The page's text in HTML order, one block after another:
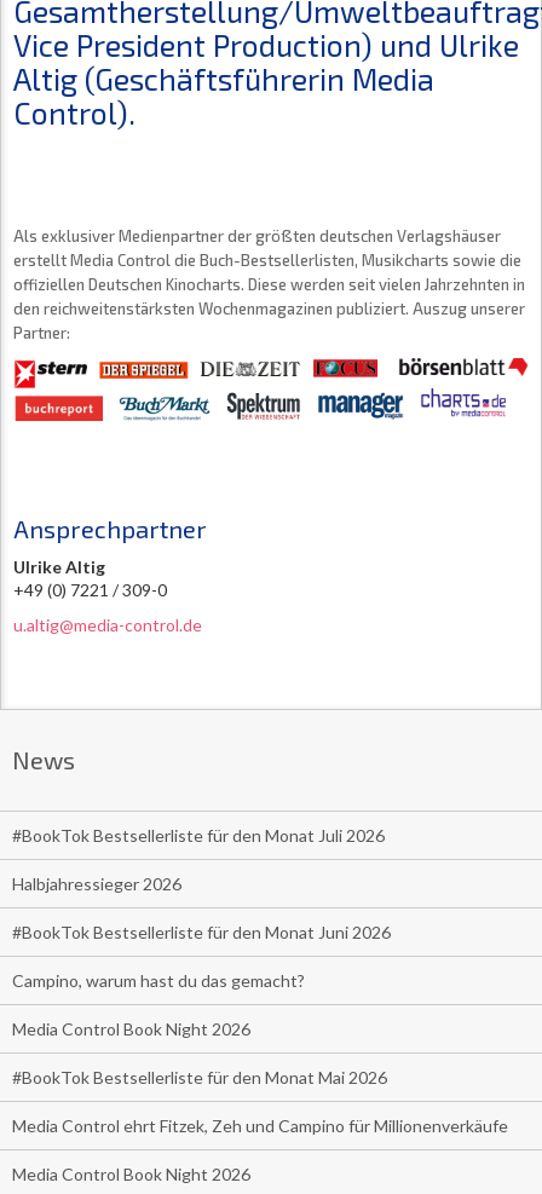
Gesamtherstellung/
Vice President Production) und Ulrike
Altig (Geschäftsführerin Media
Control).
Als exklusiver Medienpartner der größten deutschen Verlagshäuser
erstellt Media Control die Buch-Bestsellerlisten, Musikcharts sowie die
offiziellen Deutschen Kinocharts. Diese werden seit vielen Jahrzehnten in
den reichweitenstärksten Wochenmagazinen publiziert. Auszug unserer
Partner:
Ansprechpartner
Ulrike Altig
+49 (0) 7221 / 309-0
u.altig@media-control.de
News
#BookTok Bestsellerliste für den Monat Juli 2026
Halbjahressieger 2026
#BookTok Bestsellerliste für den Monat Juni 2026
Campino, warum hast du das gemacht?
Media Control Book Night 2026
#BookTok Bestsellerliste für den Monat Mai 2026
Media Control ehrt Fitzek, Zeh und Campino für Millionenverkäufe
Media Control Book Night 2026